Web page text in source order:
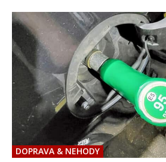
DOPRAVA & NEHODY